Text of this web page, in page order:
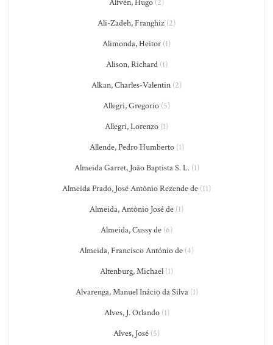
Alfvén, Hugo (2)
Ali-Zadeh, Franghiz (2)
Alimonda, Heitor (1)
Alison, Richard(1)
Alkan, Charles-Valentin (2)
Allegri, Gregorio (5)
Allegri, Lorenzo (1)
Allende, Pedro Humberto(1)
Almeida Garret, João Baptista S. L.(1)
Almeida Prado, José Antônio Rezende de (11)
Almeida, Antônio José de (1)
Almeida, Cussy de (6)
Almeida, Francisco António de (4)
Altenburg, Michael (1)
Alvarenga, Manuel Inácio da Silva(1)
Alves, J. Orlando(1)
Alves, José (5)